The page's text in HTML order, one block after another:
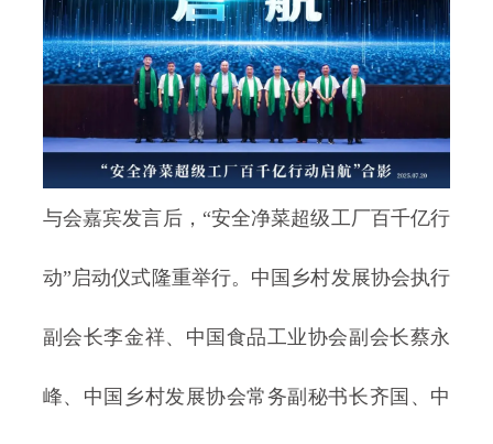
与会嘉宾发言后，“安全净菜超级工厂百千亿行
动”启动仪式隆重举行。中国乡村发展协会执行
副会长李金祥、中国食品工业协会副会长蔡永
峰、中国乡村发展协会常务副秘书长齐国、中